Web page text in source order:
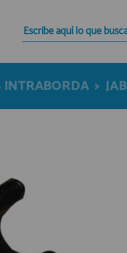
Quiero
Nuevo
Al crear una cuenta
tienda virtual,
¡Adelante! Te
INTRABORDA >